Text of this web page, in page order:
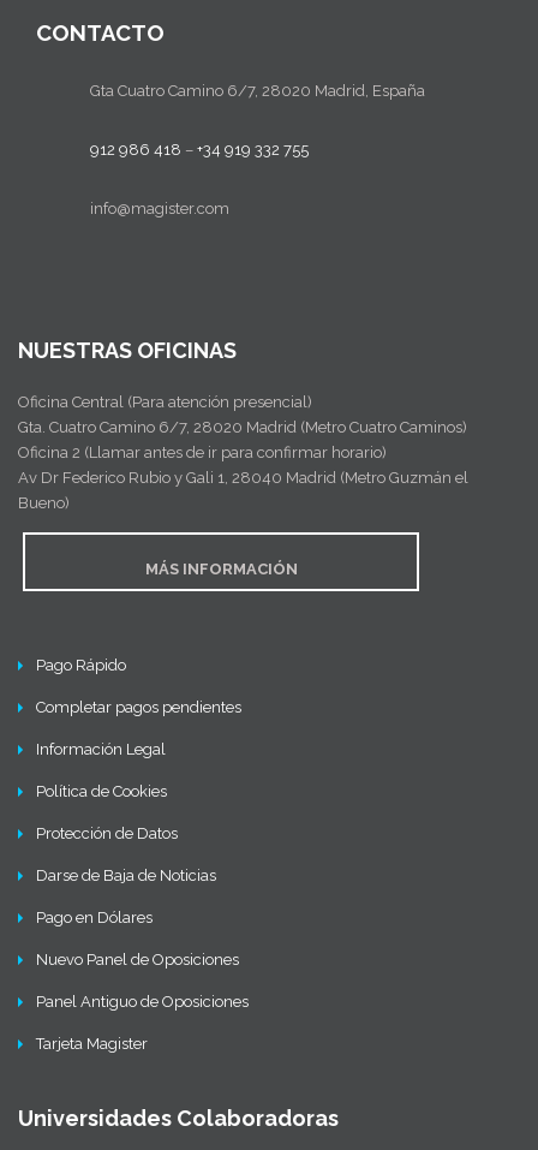
datos@magister.com
CONTACTO
Gta Cuatro Camino 6/7, 28020 Madrid, España
912 986 418 – +34 919 332 755
info@magister.com
NUESTRAS OFICINAS
Oficina Central (Para atención presencial)
Gta. Cuatro Camino 6/7, 28020 Madrid (Metro Cuatro Caminos)
Oficina 2 (Llamar antes de ir para confirmar horario)
Av Dr Federico Rubio y Gali 1, 28040 Madrid (Metro Guzmán el
Bueno)
MÁS INFORMACIÓN
Pago Rápido
Completar pagos pendientes
Información Legal
Política de Cookies
Protección de Datos
Darse de Baja de Noticias
Pago en Dólares
Nuevo Panel de Oposiciones
Panel Antiguo de Oposiciones
Tarjeta Magister
Universidades Colaboradoras